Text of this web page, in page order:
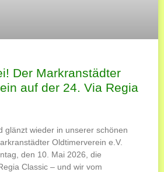
Der Markranstädter
auf der 24. Via Regia
glänzt wieder in unserer schönen
Oldtimerverein e.V.
den 10. Mai 2026, die
Classic – und wir vom